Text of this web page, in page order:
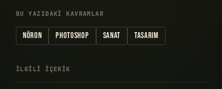
BU YAZIDAKI KAVRAMLAR
NÖRON PHOTOSHOP SANAT TASARIM
İLGILI IÇERIK